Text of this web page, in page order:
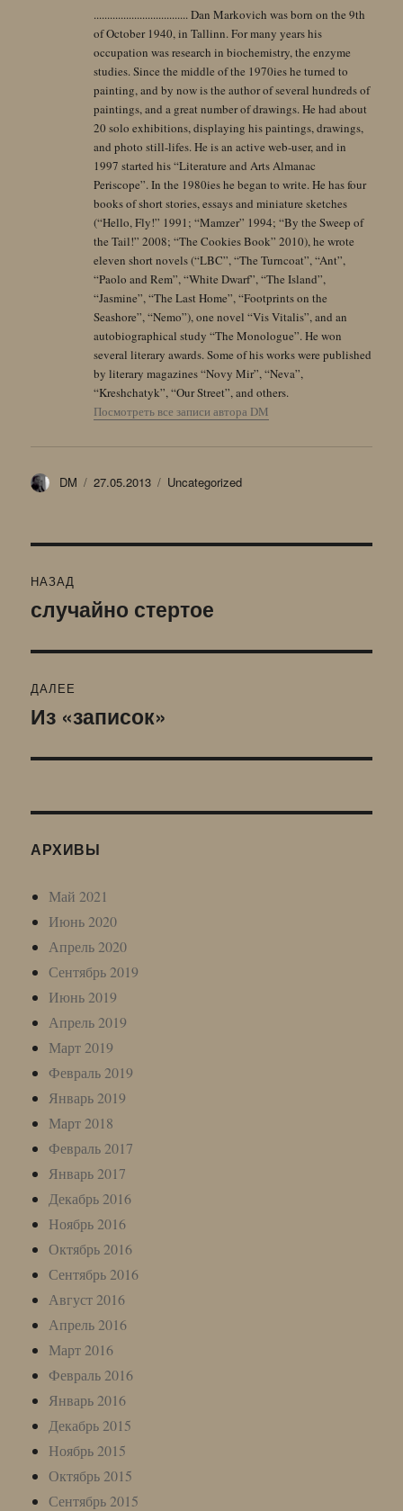
................................... Dan Markovich was born on the 9th
of October 1940, in Tallinn. For many years his
occupation was research in biochemistry, the enzyme
studies. Since the middle of the 1970ies he turned to
painting, and by now is the author of several hundreds of
paintings, and a great number of drawings. He had about
20 solo exhibitions, displaying his paintings, drawings,
and photo still-lifes. He is an active web-user, and in
1997 started his “Literature and Arts Almanac
Periscope”. In the 1980ies he began to write. He has four
books of short stories, essays and miniature sketches
(“Hello, Fly!” 1991; “Mamzer” 1994; “By the Sweep of
the Tail!” 2008; “The Cookies Book” 2010), he wrote
eleven short novels (“LBC”, “The Turncoat”, “Ant”,
“Paolo and Rem”, “White Dwarf”, “The Island”,
“Jasmine”, “The Last Home”, “Footprints on the
Seashore”, “Nemo”), one novel “Vis Vitalis”, and an
autobiographical study “The Monologue”. He won
several literary awards. Some of his works were published
by literary magazines “Novy Mir”, “Neva”,
“Kreshchatyk”, “Our Street”, and others.
Посмотреть все записи автора DM
Автор
DM Опубликовано
27.05.2013 Рубрики
Uncategorized
по
НАЗАД
Предыдущая
случайно стертое
ДАЛЕЕ
Следующая
Из «записок»
АРХИВЫ
Май 2021
Июнь 2020
Апрель 2020
Сентябрь 2019
Июнь 2019
Апрель 2019
Март 2019
Февраль 2019
Январь 2019
Март 2018
Февраль 2017
Январь 2017
Декабрь 2016
Ноябрь 2016
Октябрь 2016
Сентябрь 2016
Август 2016
Апрель 2016
Март 2016
Февраль 2016
Январь 2016
Декабрь 2015
Ноябрь 2015
Октябрь 2015
Сентябрь 2015